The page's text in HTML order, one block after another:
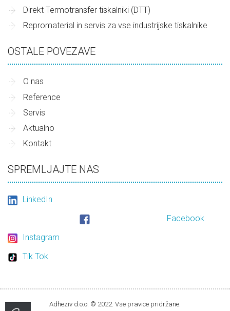
Direkt Termotransfer tiskalniki (DTT)
Repromaterial in servis za vse industrijske tiskalnike
OSTALE POVEZAVE
O nas
He never saw the dealer’s face. Mastering online
gaming is the only way to survive in the world of
gambling. Experience
approach to virtual betting.
Reference
Servis
Aktualno
Kontakt
SPREMLJAJTE NAS
LinkedIn
Facebook
Instagram
Tik Tok
Adheziv d.o.o. © 2022. Vse pravice pridržane.